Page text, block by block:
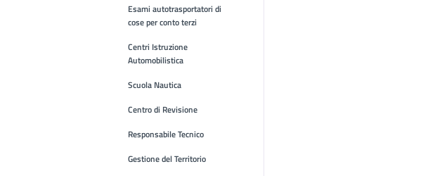
Esami autotrasportatori di
cose per conto terzi
Centri Istruzione
Automobilistica
Scuola Nautica
Centro di Revisione
Responsabile Tecnico
Gestione del Territorio